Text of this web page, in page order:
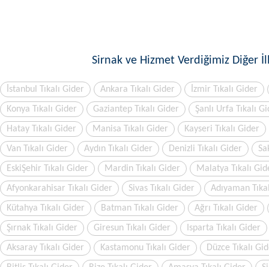
Sirnak ve Hizmet Verdiğimiz Diğer
İstanbul Tıkalı Gider Ankara Tıkalı Gider İzmir Tıkalı Gider
Konya Tıkalı Gider Gaziantep Tıkalı Gider Şanlı Urfa Tıkalı
Hatay Tıkalı Gider Manisa Tıkalı Gider Kayseri Tıkalı Gider
Van Tıkalı Gider Aydın Tıkalı Gider Denizli Tıkalı Gider
EskiŞehir Tıkalı Gider Mardin Tıkalı Gider Malatya Tıkalı
Afyonkarahisar Tıkalı Gider Sivas Tıkalı Gider Adıyaman
Kütahya Tıkalı Gider Batman Tıkalı Gider Ağrı Tıkalı Gider
Şırnak Tıkalı Gider Giresun Tıkalı Gider Isparta Tıkalı Gider
Aksaray Tıkalı Gider Kastamonu Tıkalı Gider Düzce Tıkalı